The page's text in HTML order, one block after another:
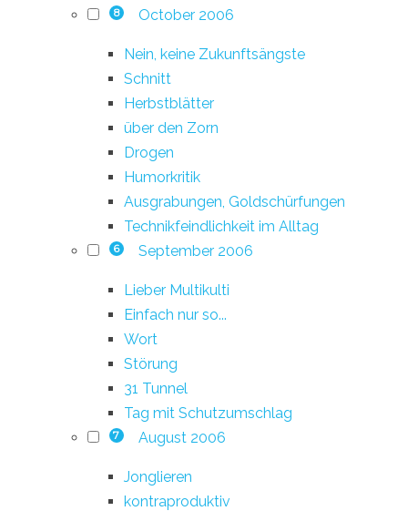
8 October 2006
Nein, keine Zukunftsängste
Schnitt
Herbstblätter
über den Zorn
Drogen
Humorkritik
Ausgrabungen, Goldschürfungen
Technikfeindlichkeit im Alltag
6 September 2006
Lieber Multikulti
Einfach nur so...
Wort
Störung
31 Tunnel
Tag mit Schutzumschlag
7 August 2006
Jonglieren
kontraproduktiv